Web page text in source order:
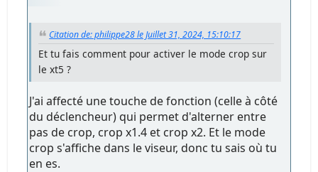
Citation de: philippe28 le Juillet 31, 2024, 15:10:17
Et tu fais comment pour activer le mode crop sur
le xt5 ?
J'ai affecté une touche de fonction (celle à côté
du déclencheur) qui permet d'alterner entre
pas de crop, crop x1.4 et crop x2. Et le mode
crop s'affiche dans le viseur, donc tu sais où tu
en es.